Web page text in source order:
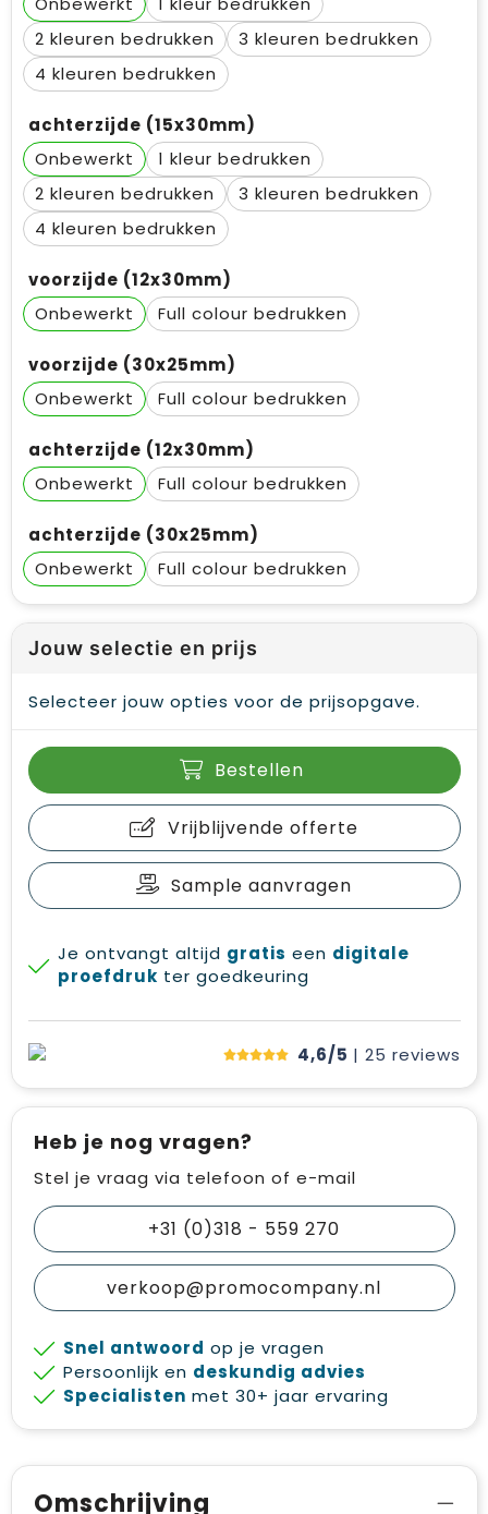
2
3
4
achterzijde (15x30mm)
Onbewerkt
1
2
3
4
voorzijde (12x30mm)
Onbewerkt
Full colour
voorzijde (30x25mm)
Onbewerkt
Full colour
achterzijde (12x30mm)
Onbewerkt
Full colour
achterzijde (30x25mm)
Onbewerkt
Full colour
Jouw selectie en prijs
Selecteer jouw opties voor de prijsopgave.
Bestellen
Vrijblijvende offerte
Sample aanvragen
Je ontvangt altijd gratis een digitale
proefdruk ter goedkeuring
4,6/5 | 25 reviews
Heb je nog vragen?
Stel je vraag via telefoon of e-mail
+31 (0)318 - 559 270
verkoop@promocompany.nl
Snel antwoord op je vragen
Persoonlijk en deskundig advies
Specialisten met 30+ jaar ervaring
Omschrijving